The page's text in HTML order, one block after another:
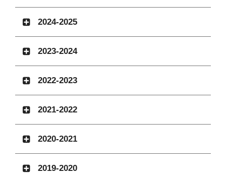
2024-2025
2023-2024
2022-2023
2021-2022
2020-2021
2019-2020